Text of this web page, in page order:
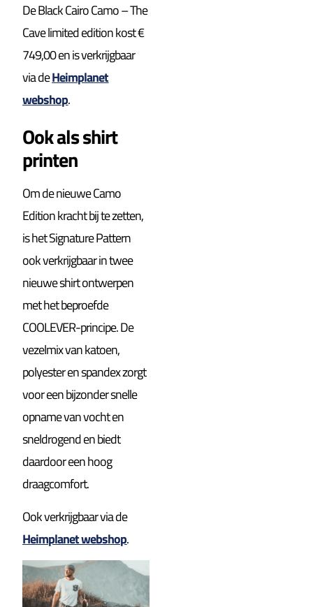
De Black Cairo Camo – The
Cave limited edition kost €
749,00 en is verkrijgbaar
via deHeimplanet
webshop.
Ook als shirt
printen
Om de nieuwe Camo
Edition kracht bij te zetten,
is het Signature Pattern
ook verkrijgbaar in twee
nieuwe shirt ontwerpen
met het beproefde
COOLEVER-principe. De
vezelmix van katoen,
polyester en spandex zorgt
voor een bijzonder snelle
opname van vocht en
sneldrogend en biedt
daardoor een hoog
draagcomfort.
Ook verkrijgbaar via de
Heimplanet webshop.